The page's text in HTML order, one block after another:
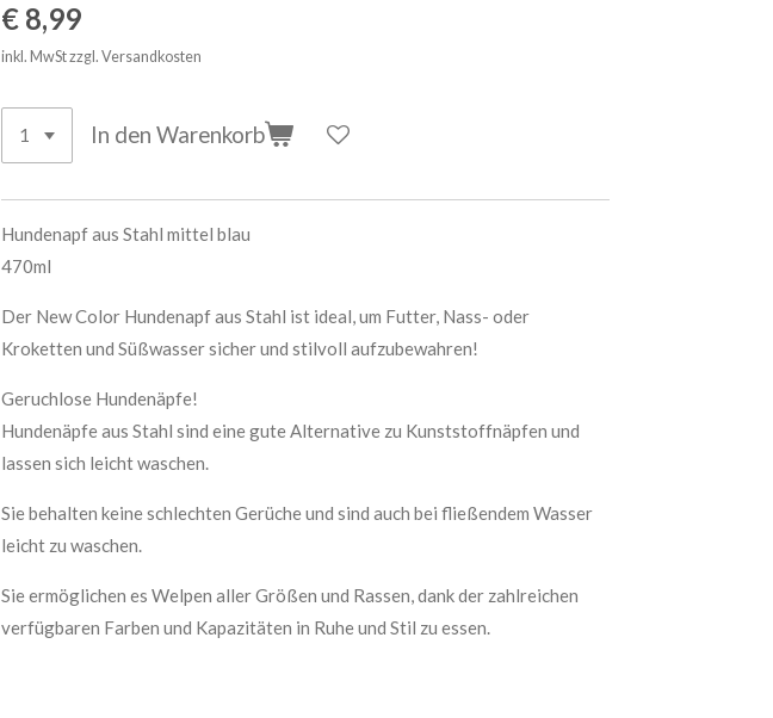
€ 8,99
inkl. MwSt zzgl. Versandkosten
In den Warenkorb
Hundenapf aus Stahl mittel blau
470ml
Der New Color Hundenapf aus Stahl ist ideal, um Futter, Nass- oder
Kroketten und Süßwasser sicher und stilvoll aufzubewahren!
Geruchlose Hundenäpfe!
Hundenäpfe aus Stahl sind eine gute Alternative zu Kunststoffnäpfen und
lassen sich leicht waschen.
Sie behalten keine schlechten Gerüche und sind auch bei fließendem Wasser
leicht zu waschen.
Sie ermöglichen es Welpen aller Größen und Rassen, dank der zahlreichen
verfügbaren Farben und Kapazitäten in Ruhe und Stil zu essen.